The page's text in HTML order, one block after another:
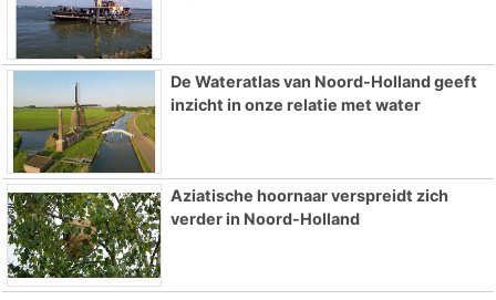
De Wateratlas van Noord-Holland geeft
inzicht in onze relatie met water
Aziatische hoornaar verspreidt zich
verder in Noord-Holland